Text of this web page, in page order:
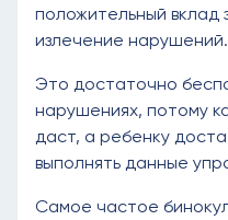
положительный вклад
излечение нарушений.
Это достаточно
нарушениях, потому
даст, а ребенку
выполнять данные
Самое частое